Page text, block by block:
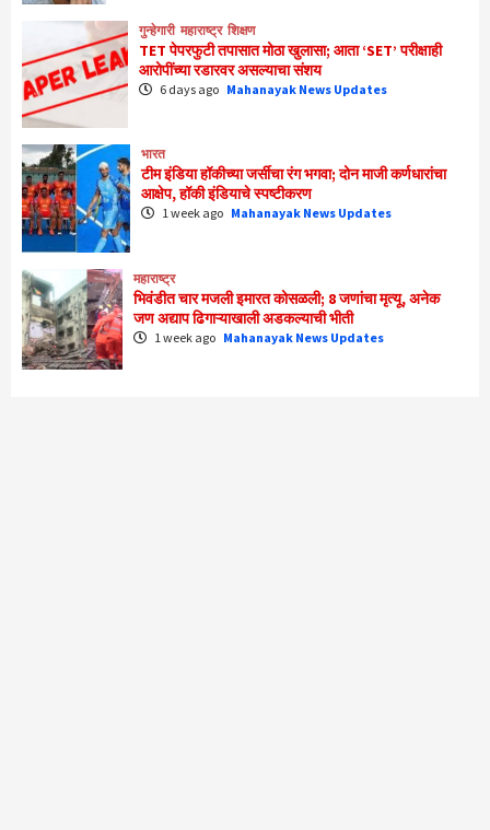
गुन्हेगारी महाराष्ट्र शिक्षण
TET पेपरफुटी तपासात मोठा खुलासा; आता ‘SET’ परीक्षाही
आरोपींच्या रडारवर असल्याचा संशय
6 days ago Mahanayak News Updates
भारत
टीम इंडिया हॉकीच्या जर्सीचा रंग भगवा; दोन माजी कर्णधारांचा
आक्षेप, हॉकी इंडियाचे स्पष्टीकरण
1 week ago Mahanayak News Updates
महाराष्ट्र
भिवंडीत चार मजली इमारत कोसळली; 8 जणांचा मृत्यू, अनेक
जण अद्याप ढिगाऱ्याखाली अडकल्याची भीती
1 week ago Mahanayak News Updates